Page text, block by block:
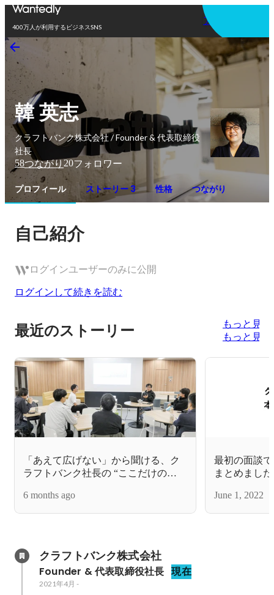
400万人が利用するビジネスSNS
アプリを使う
韓 英志
クラフトバンク株式会社 / Founder & 代表取締役
社長
58つながり 20フォロワー
プロフィール ストーリー 3 性格 つながり
自己紹介
ログインユーザーのみに公開
ログインして続きを読む
最近のストーリー
もっと見る
もっと見る
「あえて広げない」から聞ける、ク
ラフトバンク社長の “ここだけの
6 months ago
最初の面談
まとめました
June 1, 2022
クラフトバンク株式会社
Founder & 代表取締役社長 現在
2021年4月 -